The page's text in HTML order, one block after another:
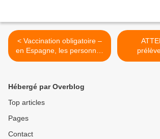
< Vaccination obligatoire –
en Espagne, les personnes
qui refusent le vaccin anti-
peuvent
Hébergé par Overblog
Top articles
Pages
Contact